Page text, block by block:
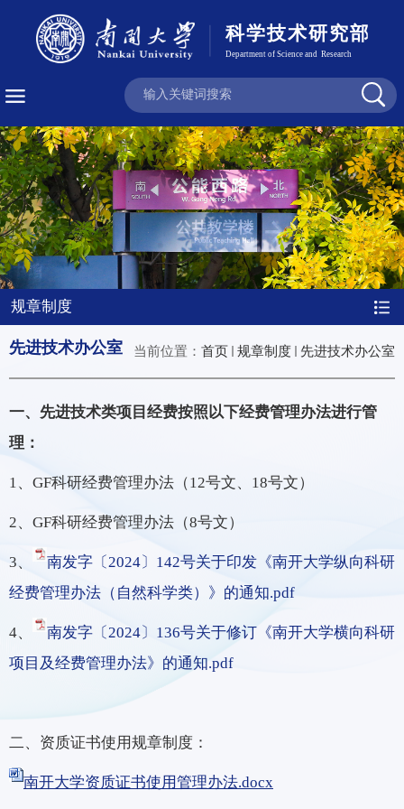
规章制度
当前位置： 首页 规章制度 先进技术办公室
先进技术办公室
一、先进技术类项目经费按照以下经费管理办法进行管
理：
1、GF科研经费管理办法（12号文、18号文）
2、GF科研经费管理办法（8号文）
3、
南发字〔2024〕142号关于印发《南开大学纵向科研
经费管理办法（自然科学类）》的通知.pdf
4、
南发字〔2024〕136号关于修订《南开大学横向科研
项目及经费管理办法》的通知.pdf
二、资质证书使用规章制度：
南开大学资质证书使用管理办法.docx